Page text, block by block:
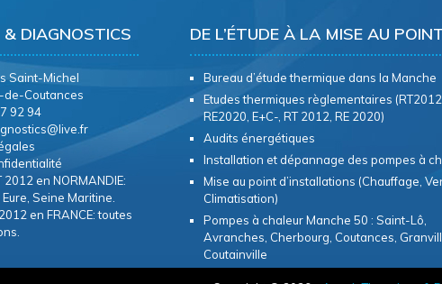
& DIAGNOSTICS
Saint-Michel
Coutances
92 94
en NORMANDIE:
Seine Maritine.
en FRANCE: toutes
DE L’ÉTUDE À LA MISE AU
Bureau d’étude thermique dans la Manche
Etudes thermiques règlementaires (RT2012,
RE2020, E+C-, RT 2012, RE 2020)
Audits énergétiques
Installation et dépannage des pompes à
Mise au point d’installations (Chauffage,
Climatisation)
Pompes à chaleur Manche 50 : Saint-Lô,
Avranches, Cherbourg, Coutances,
Coutainville